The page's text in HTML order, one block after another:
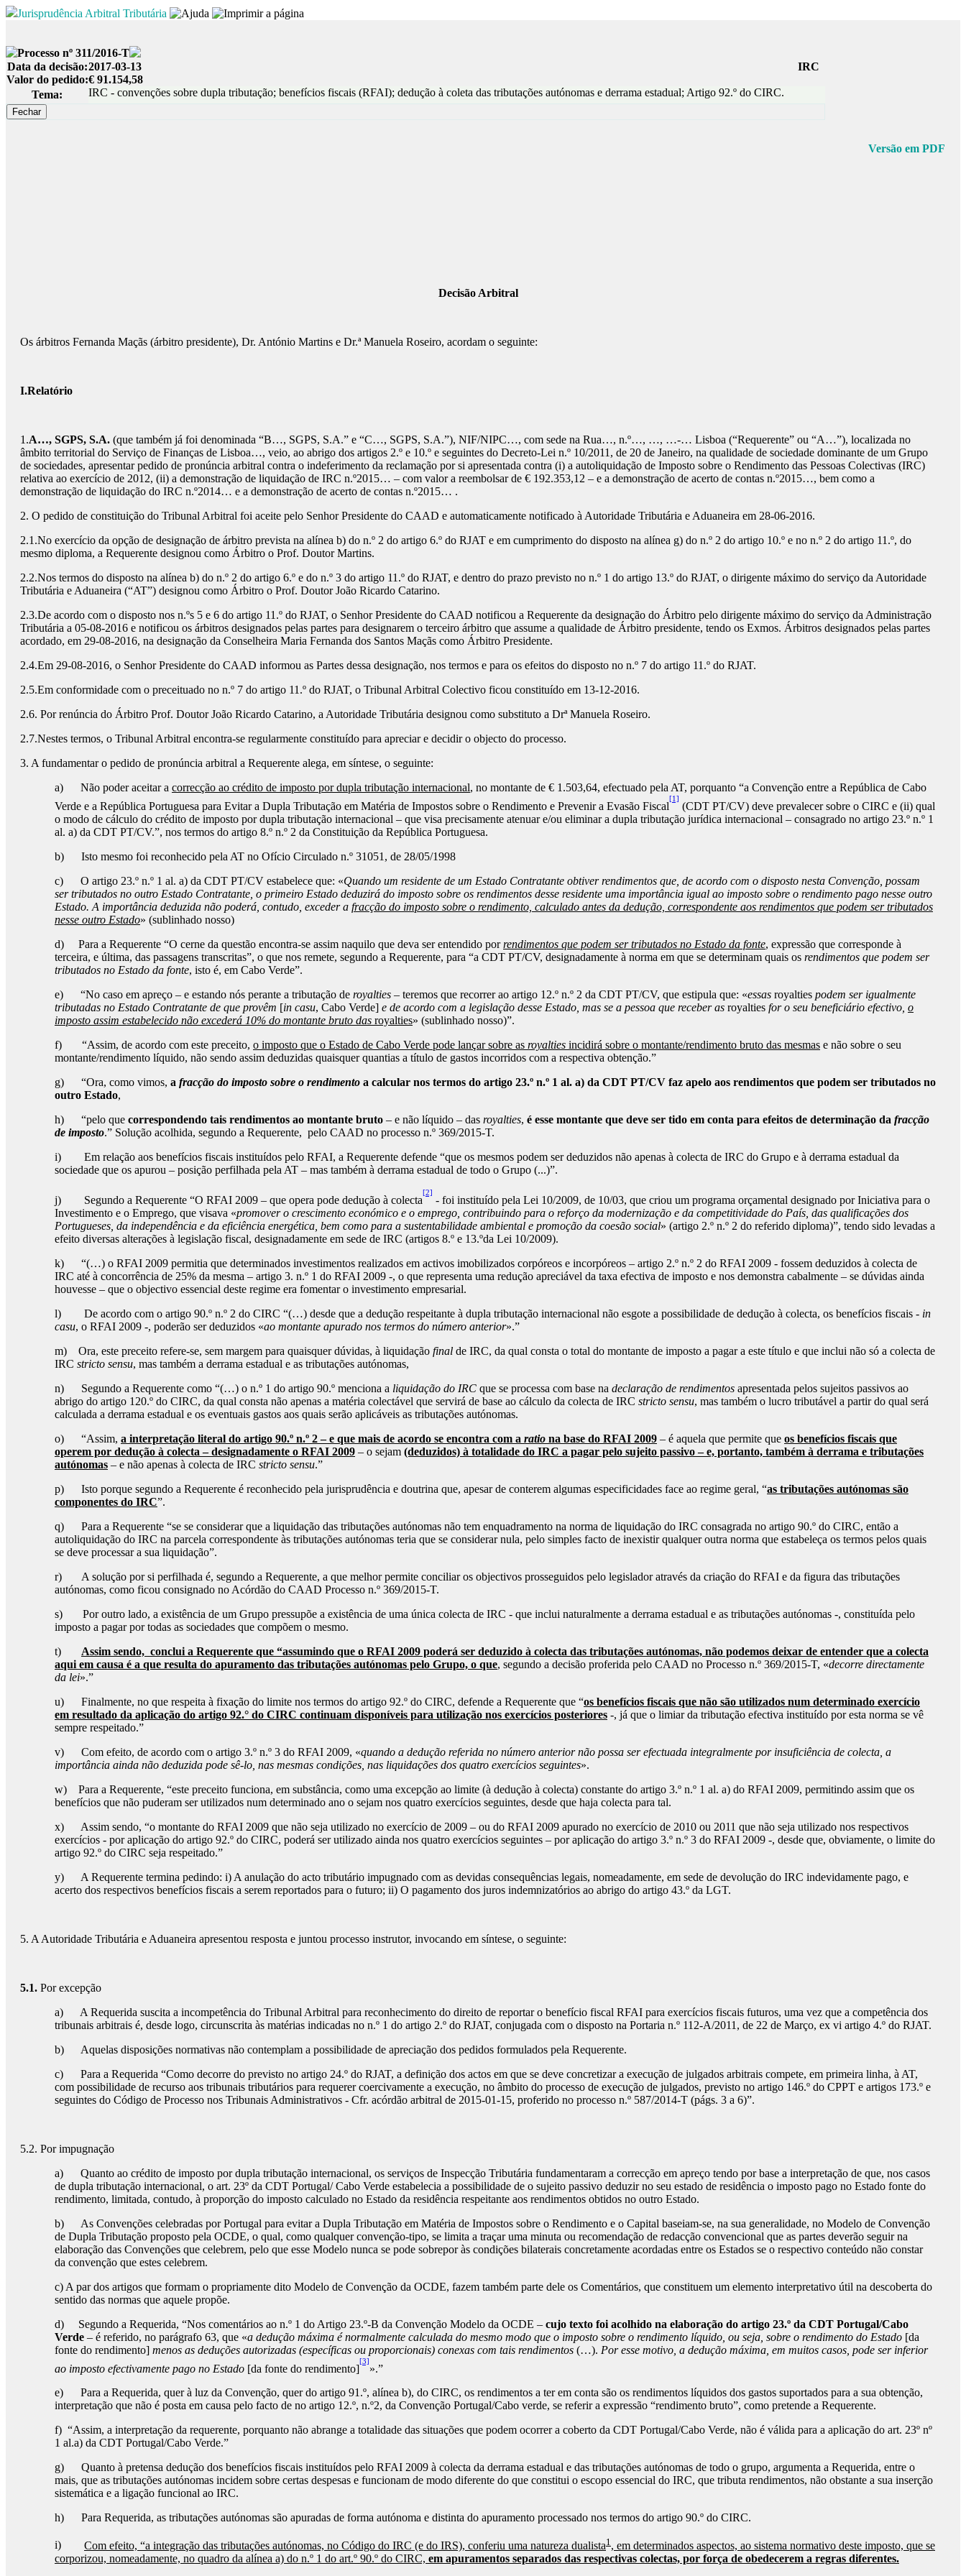
Jurisprudência Arbitral Tributária
Processo nº 311/2016-T
Data da decisão:2017-03-13
IRC
Valor do pedido:€ 91.154,58
Tema:
IRC - convenções sobre dupla tributação; benefícios fiscais (RFAI); dedução à coleta das tributações autónomas e derrama estadual; Artigo 92.º do CIRC.
Versão em PDF
Decisão Arbitral
Os árbitros Fernanda Maçãs (árbitro presidente), Dr. António Martins e Dr.ª Manuela Roseiro, acordam o seguinte:
I.Relatório
1.A…, SGPS, S.A. (que também já foi denominada “B…, SGPS, S.A.” e “C…, SGPS, S.A.”), NIF/NIPC…, com sede na Rua…, n.º…, …, …-… Lisboa (“Requerente” ou “A…”), localizada no
âmbito territorial do Serviço de Finanças de Lisboa…, veio, ao abrigo dos artigos 2.º e 10.º e seguintes do Decreto-Lei n.º 10/2011, de 20 de Janeiro, na qualidade de sociedade dominante de um Grupo
de sociedades, apresentar pedido de pronúncia arbitral contra o indeferimento da reclamação por si apresentada contra (i) a autoliquidação de Imposto sobre o Rendimento das Pessoas Colectivas (IRC)
relativa ao exercício de 2012, (ii) a demonstração de liquidação de IRC n.º2015… – com valor a reembolsar de € 192.353,12 – e a demonstração de acerto de contas n.º2015…, bem como a
demonstração de liquidação do IRC n.º2014… e a demonstração de acerto de contas n.º2015… .
2. O pedido de constituição do Tribunal Arbitral foi aceite pelo Senhor Presidente do CAAD e automaticamente notificado à Autoridade Tributária e Aduaneira em 28-06-2016.
2.1.No exercício da opção de designação de árbitro prevista na alínea b) do n.º 2 do artigo 6.º do RJAT e em cumprimento do disposto na alínea g) do n.º 2 do artigo 10.º e no n.º 2 do artigo 11.º, do
mesmo diploma, a Requerente designou como Árbitro o Prof. Doutor Martins.
2.2.Nos termos do disposto na alínea b) do n.º 2 do artigo 6.º e do n.º 3 do artigo 11.º do RJAT, e dentro do prazo previsto no n.º 1 do artigo 13.º do RJAT, o dirigente máximo do serviço da Autoridade
Tributária e Aduaneira (“AT”) designou como Árbitro o Prof. Doutor João Ricardo Catarino.
2.3.De acordo com o disposto nos n.ºs 5 e 6 do artigo 11.º do RJAT, o Senhor Presidente do CAAD notificou a Requerente da designação do Árbitro pelo dirigente máximo do serviço da Administração
Tributária a 05-08-2016 e notificou os árbitros designados pelas partes para designarem o terceiro árbitro que assume a qualidade de Árbitro presidente, tendo os Exmos. Árbitros designados pelas partes
acordado, em 29-08-2016, na designação da Conselheira Maria Fernanda dos Santos Maçãs como Árbitro Presidente.
2.4.Em 29-08-2016, o Senhor Presidente do CAAD informou as Partes dessa designação, nos termos e para os efeitos do disposto no n.º 7 do artigo 11.º do RJAT.
2.5.Em conformidade com o preceituado no n.º 7 do artigo 11.º do RJAT, o Tribunal Arbitral Colectivo ficou constituído em 13-12-2016.
2.6. Por renúncia do Árbitro Prof. Doutor João Ricardo Catarino, a Autoridade Tributária designou como substituto a Drª Manuela Roseiro.
2.7.Nestes termos, o Tribunal Arbitral encontra-se regularmente constituído para apreciar e decidir o objecto do processo.
3. A fundamentar o pedido de pronúncia arbitral a Requerente alega, em síntese, o seguinte:
a) Não poder aceitar a correcção ao crédito de imposto por dupla tributação internacional, no montante de € 1.503,64, efectuado pela AT, porquanto “a Convenção entre a República de Cabo
Verde e a República Portuguesa para Evitar a Dupla Tributação em Matéria de Impostos sobre o Rendimento e Prevenir a Evasão Fiscal
[1]
(CDT PT/CV) deve prevalecer sobre o CIRC e (ii) qual
o modo de cálculo do crédito de imposto por dupla tributação internacional – que visa precisamente atenuar e/ou eliminar a dupla tributação jurídica internacional – consagrado no artigo 23.º n.º 1
al. a) da CDT PT/CV.”, nos termos do artigo 8.º n.º 2 da Constituição da República Portuguesa.
b) Isto mesmo foi reconhecido pela AT no Ofício Circulado n.º 31051, de 28/05/1998
c) O artigo 23.º n.º 1 al. a) da CDT PT/CV estabelece que: «Quando um residente de um Estado Contratante obtiver rendimentos que, de acordo com o disposto nesta Convenção, possam
ser tributados no outro Estado Contratante, o primeiro Estado deduzirá do imposto sobre os rendimentos desse residente uma importância igual ao imposto sobre o rendimento pago nesse outro
Estado. A importância deduzida não poderá, contudo, exceder a fracção do imposto sobre o rendimento, calculado antes da dedução, correspondente aos rendimentos que podem ser tributados
nesse outro Estado» (sublinhado nosso)
d) Para a Requerente “O cerne da questão encontra-se assim naquilo que deva ser entendido porrendimentos que podem ser tributados no Estado da fonte, expressão que corresponde à
terceira, e última, das passagens transcritas”, o que nos remete, segundo a Requerente, para “a CDT PT/CV, designadamente à norma em que se determinam quais os rendimentos que podem ser
tributados no Estado da fonte, isto é, em Cabo Verde”.
e) “No caso em apreço – e estando nós perante a tributação de royalties – teremos que recorrer ao artigo 12.º n.º 2 da CDT PT/CV, que estipula que: «essas royalties podem ser igualmente
tributadas no Estado Contratante de que provêm [in casu, Cabo Verde] e de acordo com a legislação desse Estado, mas se a pessoa que receber as royalties for o seu beneficiário efectivo, o
imposto assim estabelecido não excederá 10% do montante bruto das royalties» (sublinhado nosso)”.
f) “Assim, de acordo com este preceito, o imposto que o Estado de Cabo Verde pode lançar sobre as royalties incidirá sobre o montante/rendimento bruto das mesmas e não sobre o seu
montante/rendimento líquido, não sendo assim deduzidas quaisquer quantias a título de gastos incorridos com a respectiva obtenção.”
g) “Ora, como vimos, a fracção do imposto sobre o rendimento a calcular nos termos do artigo 23.º n.º 1 al. a) da CDT PT/CV faz apelo aos rendimentos que podem ser tributados no
outro Estado,
h) “pelo que correspondendo tais rendimentos ao montante bruto – e não líquido – das royalties, é esse montante que deve ser tido em conta para efeitos de determinação da fracção
de imposto.” Solução acolhida, segundo a Requerente, pelo CAAD no processo n.º 369/2015-T.
i) Em relação aos benefícios fiscais instituídos pelo RFAI, a Requerente defende “que os mesmos podem ser deduzidos não apenas à colecta de IRC do Grupo e à derrama estadual da
sociedade que os apurou – posição perfilhada pela AT – mas também à derrama estadual de todo o Grupo (...)”.
j) Segundo a Requerente “O RFAI 2009 – que opera pode dedução à colecta
[2]
- foi instituído pela Lei 10/2009, de 10/03, que criou um programa orçamental designado por Iniciativa para o
Investimento e o Emprego, que visava «promover o crescimento económico e o emprego, contribuindo para o reforço da modernização e da competitividade do País, das qualificações dos
Portugueses, da independência e da eficiência energética, bem como para a sustentabilidade ambiental e promoção da coesão social» (artigo 2.º n.º 2 do referido diploma)”, tendo sido levadas a
efeito diversas alterações à legislação fiscal, designadamente em sede de IRC (artigos 8.º e 13.ºda Lei 10/2009).
k) “(…) o RFAI 2009 permitia que determinados investimentos realizados em activos imobilizados corpóreos e incorpóreos – artigo 2.º n.º 2 do RFAI 2009 - fossem deduzidos à colecta de
IRC até à concorrência de 25% da mesma – artigo 3. n.º 1 do RFAI 2009 -, o que representa uma redução apreciável da taxa efectiva de imposto e nos demonstra cabalmente – se dúvidas ainda
houvesse – que o objectivo essencial deste regime era fomentar o investimento empresarial.
l) De acordo com o artigo 90.º n.º 2 do CIRC “(…) desde que a dedução respeitante à dupla tributação internacional não esgote a possibilidade de dedução à colecta, os benefícios fiscais - in
casu, o RFAI 2009 -, poderão ser deduzidos «ao montante apurado nos termos do número anterior».”
m) Ora, este preceito refere-se, sem margem para quaisquer dúvidas, à liquidação final de IRC, da qual consta o total do montante de imposto a pagar a este título e que inclui não só a colecta de
IRC stricto sensu, mas também a derrama estadual e as tributações autónomas,
n) Segundo a Requerente como “(…) o n.º 1 do artigo 90.º menciona a liquidação do IRC que se processa com base na declaração de rendimentos apresentada pelos sujeitos passivos ao
abrigo do artigo 120.º do CIRC, da qual consta não apenas a matéria colectável que servirá de base ao cálculo da colecta de IRC stricto sensu, mas também o lucro tributável a partir do qual será
calculada a derrama estadual e os eventuais gastos aos quais serão aplicáveis as tributações autónomas.
o) “Assim, a interpretação literal do artigo 90.º n.º 2 – e que mais de acordo se encontra com a ratio na base do RFAI 2009 – é aquela que permite que os benefícios fiscais que
operem por dedução à colecta – designadamente o RFAI 2009 – o sejam (deduzidos) à totalidade do IRC a pagar pelo sujeito passivo – e, portanto, também à derrama e tributações
autónomas – e não apenas à colecta de IRC stricto sensu.”
p) Isto porque segundo a Requerente é reconhecido pela jurisprudência e doutrina que, apesar de conterem algumas especificidades face ao regime geral, “as tributações autónomas são
componentes do IRC”.
q) Para a Requerente “se se considerar que a liquidação das tributações autónomas não tem enquadramento na norma de liquidação do IRC consagrada no artigo 90.º do CIRC, então a
autoliquidação do IRC na parcela correspondente às tributações autónomas teria que se considerar nula, pelo simples facto de inexistir qualquer outra norma que estabeleça os termos pelos quais
se deve processar a sua liquidação”.
r) A solução por si perfilhada é, segundo a Requerente, a que melhor permite conciliar os objectivos prosseguidos pelo legislador através da criação do RFAI e da figura das tributações
autónomas, como ficou consignado no Acórdão do CAAD Processo n.º 369/2015-T.
s) Por outro lado, a existência de um Grupo pressupõe a existência de uma única colecta de IRC - que inclui naturalmente a derrama estadual e as tributações autónomas -, constituída pelo
imposto a pagar por todas as sociedades que compõem o mesmo.
t) Assim sendo, conclui a Requerente que “assumindo que o RFAI 2009 poderá ser deduzido à colecta das tributações autónomas, não podemos deixar de entender que a colecta
aqui em causa é a que resulta do apuramento das tributações autónomas pelo Grupo, o que, segundo a decisão proferida pelo CAAD no Processo n.º 369/2015-T, «decorre directamente
da lei».”
u) Finalmente, no que respeita à fixação do limite nos termos do artigo 92.º do CIRC, defende a Requerente que “os benefícios fiscais que não são utilizados num determinado exercício
em resultado da aplicação do artigo 92.° do CIRC continuam disponíveis para utilização nos exercícios posteriores -, já que o limiar da tributação efectiva instituído por esta norma se vê
sempre respeitado.”
v) Com efeito, de acordo com o artigo 3.º n.º 3 do RFAI 2009, «quando a dedução referida no número anterior não possa ser efectuada integralmente por insuficiência de colecta, a
importância ainda não deduzida pode sê-lo, nas mesmas condições, nas liquidações dos quatro exercícios seguintes».
w) Para a Requerente, “este preceito funciona, em substância, como uma excepção ao limite (à dedução à colecta) constante do artigo 3.º n.º 1 al. a) do RFAI 2009, permitindo assim que os
benefícios que não puderam ser utilizados num determinado ano o sejam nos quatro exercícios seguintes, desde que haja colecta para tal.
x) Assim sendo, “o montante do RFAI 2009 que não seja utilizado no exercício de 2009 – ou do RFAI 2009 apurado no exercício de 2010 ou 2011 que não seja utilizado nos respectivos
exercícios - por aplicação do artigo 92.º do CIRC, poderá ser utilizado ainda nos quatro exercícios seguintes – por aplicação do artigo 3.º n.º 3 do RFAI 2009 -, desde que, obviamente, o limite do
artigo 92.º do CIRC seja respeitado.”
y) A Requerente termina pedindo: i) A anulação do acto tributário impugnado com as devidas consequências legais, nomeadamente, em sede de devolução do IRC indevidamente pago, e
acerto dos respectivos benefícios fiscais a serem reportados para o futuro; ii) O pagamento dos juros indemnizatórios ao abrigo do artigo 43.º da LGT.
5. A Autoridade Tributária e Aduaneira apresentou resposta e juntou processo instrutor, invocando em síntese, o seguinte:
5.1. Por excepção
a) A Requerida suscita a incompetência do Tribunal Arbitral para reconhecimento do direito de reportar o benefício fiscal RFAI para exercícios fiscais futuros, uma vez que a competência dos
tribunais arbitrais é, desde logo, circunscrita às matérias indicadas no n.º 1 do artigo 2.º do RJAT, conjugada com o disposto na Portaria n.º 112-A/2011, de 22 de Março, ex vi artigo 4.º do RJAT.
b) Aquelas disposições normativas não contemplam a possibilidade de apreciação dos pedidos formulados pela Requerente.
c) Para a Requerida “Como decorre do previsto no artigo 24.º do RJAT, a definição dos actos em que se deve concretizar a execução de julgados arbitrais compete, em primeira linha, à AT,
com possibilidade de recurso aos tribunais tributários para requerer coercivamente a execução, no âmbito do processo de execução de julgados, previsto no artigo 146.º do CPPT e artigos 173.º e
seguintes do Código de Processo nos Tribunais Administrativos - Cfr. acórdão arbitral de 2015-01-15, proferido no processo n.º 587/2014-T (págs. 3 a 6)”.
5.2. Por impugnação
a) Quanto ao crédito de imposto por dupla tributação internacional, os serviços de Inspecção Tributária fundamentaram a correcção em apreço tendo por base a interpretação de que, nos casos
de dupla tributação internacional, o art. 23º da CDT Portugal/ Cabo Verde estabelecia a possibilidade de o sujeito passivo deduzir no seu estado de residência o imposto pago no Estado fonte do
rendimento, limitada, contudo, à proporção do imposto calculado no Estado da residência respeitante aos rendimentos obtidos no outro Estado.
b) As Convenções celebradas por Portugal para evitar a Dupla Tributação em Matéria de Impostos sobre o Rendimento e o Capital baseiam-se, na sua generalidade, no Modelo de Convenção
de Dupla Tributação proposto pela OCDE, o qual, como qualquer convenção-tipo, se limita a traçar uma minuta ou recomendação de redacção convencional que as partes deverão seguir na
elaboração das Convenções que celebrem, pelo que esse Modelo nunca se pode sobrepor às condições bilaterais concretamente acordadas entre os Estados se o respectivo conteúdo não constar
da convenção que estes celebrem.
c) A par dos artigos que formam o propriamente dito Modelo de Convenção da OCDE, fazem também parte dele os Comentários, que constituem um elemento interpretativo útil na descoberta do
sentido das normas que aquele propõe.
d) Segundo a Requerida, “Nos comentários ao n.º 1 do Artigo 23.º-B da Convenção Modelo da OCDE – cujo texto foi acolhido na elaboração do artigo 23.º da CDT Portugal/Cabo
Verde – é referido, no parágrafo 63, que «a dedução máxima é normalmente calculada do mesmo modo que o imposto sobre o rendimento líquido, ou seja, sobre o rendimento do Estado [da
fonte do rendimento] menos as deduções autorizadas (específicas ou proporcionais) conexas com tais rendimentos (…). Por esse motivo, a dedução máxima, em muitos casos, pode ser inferior
ao imposto efectivamente pago no Estado [da fonte do rendimento]
[3]
».”
e) Para a Requerida, quer à luz da Convenção, quer do artigo 91.º, alínea b), do CIRC, os rendimentos a ter em conta são os rendimentos líquidos dos gastos suportados para a sua obtenção,
interpretação que não é posta em causa pelo facto de no artigo 12.º, n.º2, da Convenção Portugal/Cabo verde, se referir a expressão “rendimento bruto”, como pretende a Requerente.
f) “Assim, a interpretação da requerente, porquanto não abrange a totalidade das situações que podem ocorrer a coberto da CDT Portugal/Cabo Verde, não é válida para a aplicação do art. 23º nº
1 al.a) da CDT Portugal/Cabo Verde.”
g) Quanto à pretensa dedução dos benefícios fiscais instituídos pelo RFAI 2009 à colecta da derrama estadual e das tributações autónomas de todo o grupo, argumenta a Requerida, entre o
mais, que as tributações autónomas incidem sobre certas despesas e funcionam de modo diferente do que constitui o escopo essencial do IRC, que tributa rendimentos, não obstante a sua inserção
sistemática e a ligação funcional ao IRC.
h) Para Requerida, as tributações autónomas são apuradas de forma autónoma e distinta do apuramento processado nos termos do artigo 90.º do CIRC.
i) Com efeito, “a integração das tributações autónomas, no Código do IRC (e do IRS), conferiu uma natureza dualista1 , em determinados aspectos, ao sistema normativo deste imposto, que se
corporizou, nomeadamente, no quadro da alínea a) do n.º 1 do art.º 90.º do CIRC, em apuramentos separados das respectivas colectas, por força de obedecerem a regras diferentes.